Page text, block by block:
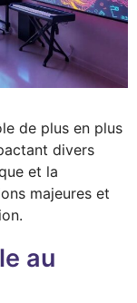
de plus en plus
divers
et la
majeures et
au